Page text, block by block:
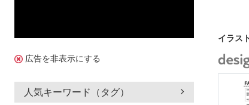
広告を非表示にする
人気キーワード（タグ）
イラス